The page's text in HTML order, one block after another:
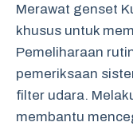
Merawat genset
khusus untuk
Pemeliharaan
pemeriksaan
filter udara.
membantu